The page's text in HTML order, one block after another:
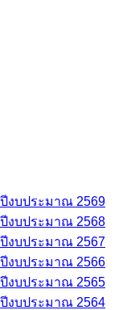
ปีงบประมาณ 2569
ปีงบประมาณ 2568
ปีงบประมาณ 2567
ปีงบประมาณ 2566
ปีงบประมาณ 2565
ปีงบประมาณ 2564